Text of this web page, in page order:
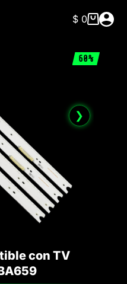
Carro
$0
60%
❯
con TV